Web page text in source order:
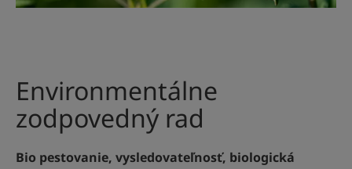
Environmentálne
zodpovedný rad
Bio pestovanie, vysledovateľnosť, biologická